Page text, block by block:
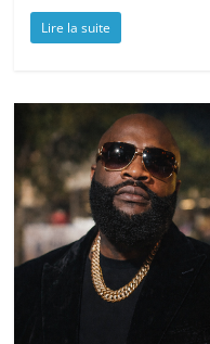
Lire la suite